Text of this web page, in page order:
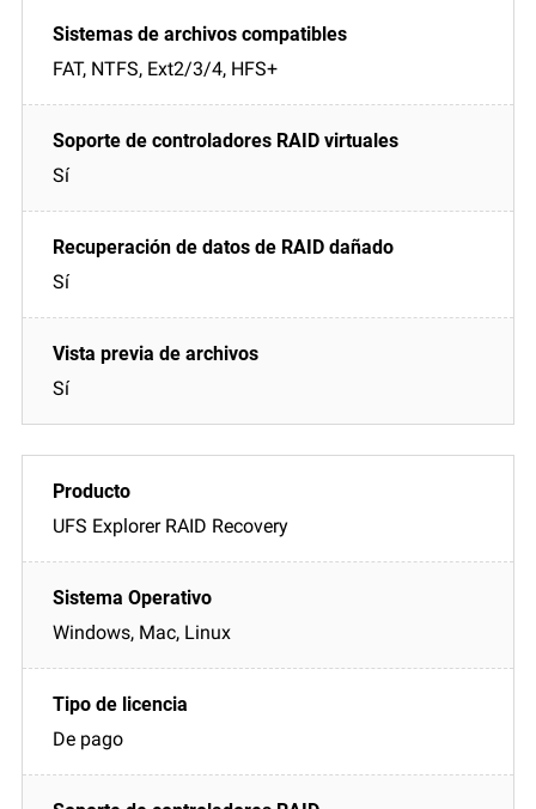
FAT, NTFS, Ext2/3/4, HFS+
Sí
Sí
Sí
UFS Explorer RAID Recovery
Windows, Mac, Linux
De pago